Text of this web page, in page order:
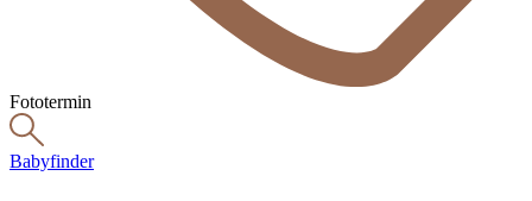
Fototermin
Babyfinder